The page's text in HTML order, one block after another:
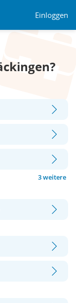
Einloggen
3 weitere